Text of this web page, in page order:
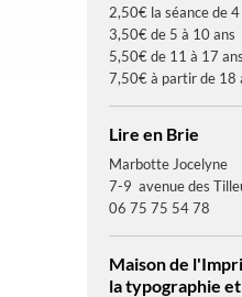
2,50€ la séance de 4
3,50€ de 5 à 10 ans
5,50€ de 11 à 17 ans
7,50€ à partir de 18
Lire en Brie
Marbotte Jocelyne
7-9 avenue des
06 75 75 54 78
Maison de
la typographie